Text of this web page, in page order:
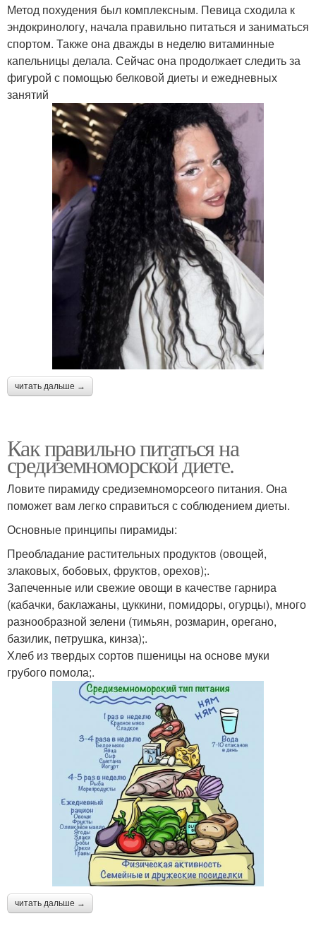
Метод похудения был комплексным. Певица сходила к
эндокринологу, начала правильно питаться и заниматься
спортом. Также она дважды в неделю витаминные
капельницы делала. Сейчас она продолжает следить за
фигурой с помощью белковой диеты и ежедневных
занятий
читать дальше →
Как правильно питаться на
средиземноморской диете.
Ловите пирамиду средиземноморсеого питания. Она
поможет вам легко справиться с соблюдением диеты.
Основные принципы пирамиды:
Преобладание растительных продуктов (овощей,
злаковых, бобовых, фруктов, орехов);.
Запеченные или свежие овощи в качестве гарнира
(кабачки, баклажаны, цуккини, помидоры, огурцы), много
разнообразной зелени (тимьян, розмарин, орегано,
базилик, петрушка, кинза);.
Хлеб из твердых сортов пшеницы на основе муки
грубого помола;.
читать дальше →